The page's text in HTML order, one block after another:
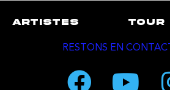
ARTISTES TOUR
RESTONS EN CONTACT